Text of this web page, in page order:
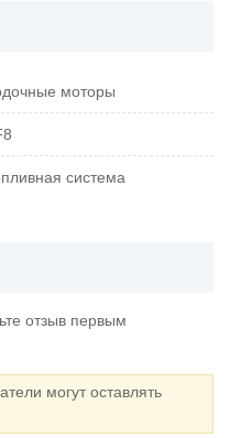
моторы
система
отзыв первым
могут оставлять